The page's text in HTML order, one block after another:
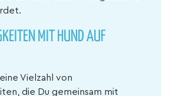
MIT HUND AUF
Vielzahl von
die Du gemeinsam mit